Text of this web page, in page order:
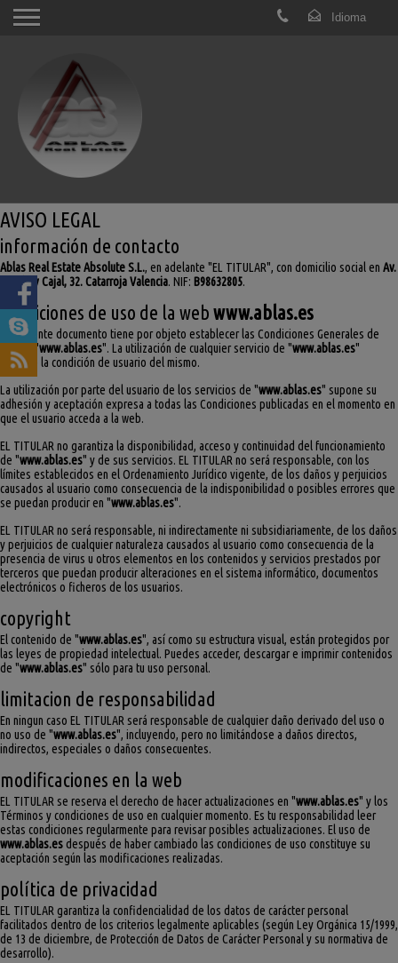
AVISO LEGAL
información de contacto
Ablas Real Estate Absolute S.L., en adelante "EL TITULAR", con domicilio social en Av.
Ramón y Cajal, 32. Catarroja Valencia. NIF: B98632805.
condiciones de uso de la web www.ablas.es
El presente documento tiene por objeto establecer las Condiciones Generales de
uso de "www.ablas.es". La utilización de cualquier servicio de "www.ablas.es"
atribuye la condición de usuario del mismo.
La utilización por parte del usuario de los servicios de "www.ablas.es" supone su
adhesión y aceptación expresa a todas las Condiciones publicadas en el momento en
que el usuario acceda a la web.
EL TITULAR no garantiza la disponibilidad, acceso y continuidad del funcionamiento
de "www.ablas.es" y de sus servicios. EL TITULAR no será responsable, con los
límites establecidos en el Ordenamiento Jurídico vigente, de los daños y perjuicios
causados al usuario como consecuencia de la indisponibilidad o posibles errores que
se puedan producir en "www.ablas.es".
EL TITULAR no será responsable, ni indirectamente ni subsidiariamente, de los daños
y perjuicios de cualquier naturaleza causados al usuario como consecuencia de la
presencia de virus u otros elementos en los contenidos y servicios prestados por
terceros que puedan producir alteraciones en el sistema informático, documentos
electrónicos o ficheros de los usuarios.
copyright
El contenido de "www.ablas.es", así como su estructura visual, están protegidos por
las leyes de propiedad intelectual. Puedes acceder, descargar e imprimir contenidos
de "www.ablas.es" sólo para tu uso personal.
limitacion de responsabilidad
En ningun caso EL TITULAR será responsable de cualquier daño derivado del uso o
no uso de "www.ablas.es", incluyendo, pero no limitándose a daños directos,
indirectos, especiales o daños consecuentes.
modificaciones en la web
EL TITULAR se reserva el derecho de hacer actualizaciones en "www.ablas.es" y los
Términos y condiciones de uso en cualquier momento. Es tu responsabilidad leer
estas condiciones regularmente para revisar posibles actualizaciones. El uso de
www.ablas.esdespués de haber cambiado las condiciones de uso constituye su
aceptación según las modificaciones realizadas.
política de privacidad
EL TITULAR garantiza la confidencialidad de los datos de carácter personal
facilitados dentro de los criterios legalmente aplicables (según Ley Orgánica 15/1999,
de 13 de diciembre, de Protección de Datos de Carácter Personal y su normativa de
desarrollo).